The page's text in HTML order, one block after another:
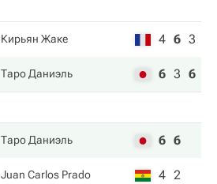
Кирьян Жаке 4 6 3
Таро Даниэль 6 3 6
Таро Даниэль 6 6
Juan Carlos Prado 4 2